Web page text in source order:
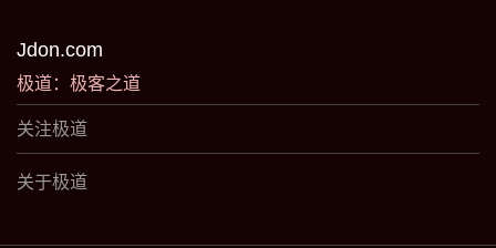
Jdon.com
极道：极客之道
关注极道
关于极道